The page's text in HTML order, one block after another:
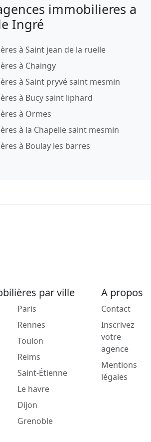
immobilieres a
Ingré
à Saint jean de la ruelle
à Chaingy
à Saint pryvé saint mesmin
à Bucy saint liphard
à Ormes
à la Chapelle saint mesmin
à Boulay les barres
par ville
Paris
Rennes
Toulon
Reims
Saint-Étienne
Le havre
Dijon
Grenoble
A propos
Contact
Inscrivez
votre
agence
Mentions
légales